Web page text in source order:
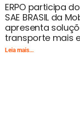
ERPO participa
SAE BRASIL da
apresenta
transporte mais
Leia mais...